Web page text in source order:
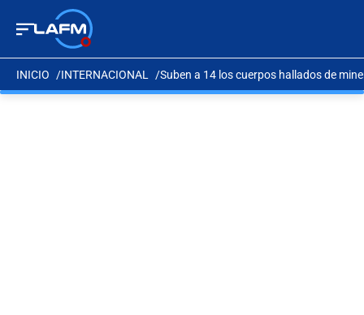
INICIO INTERNACIONAL Suben a 14 los cuerpos hallados de